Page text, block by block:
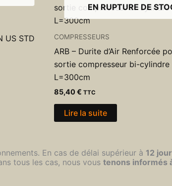
US STD
EN RUPTURE DE
COMPRESSEURS
ARB – Durite d’Air Renforcée
sortie compresseur bi-cylindre
L=300cm
85,40€ TTC
Lire la suite
En cas de délai supérieur à 12
tous les cas, nous vous tenons informés